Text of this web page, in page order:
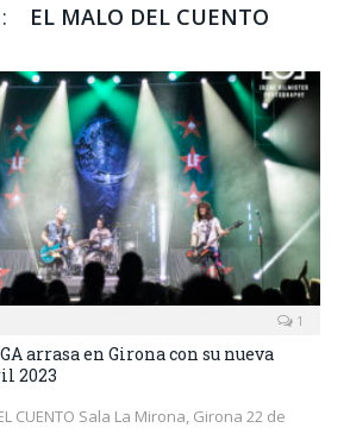
EL MALO DEL CUENTO
1
arrasa en Girona con su nueva
2023
CUENTO Sala La Mirona, Girona 22 de